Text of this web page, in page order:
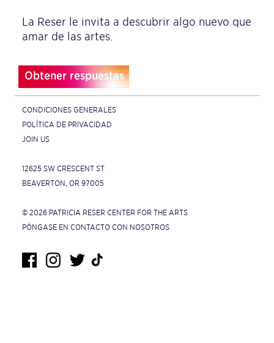
La Reser le invita a descubrir algo nuevo que
amar de las artes.
Obtener respuestas
CONDICIONES GENERALES
POLÍTICA DE PRIVACIDAD
JOIN US
12625 SW CRESCENT ST
BEAVERTON, OR 97005
© 2026 PATRICIA RESER CENTER FOR THE ARTS
PÓNGASE EN CONTACTO CON NOSOTROS